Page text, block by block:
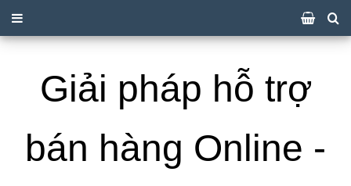
Giải pháp hỗ trợ
bán hàng Online -